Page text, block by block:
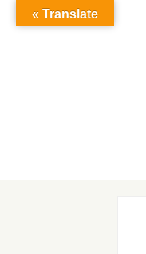
Translate »